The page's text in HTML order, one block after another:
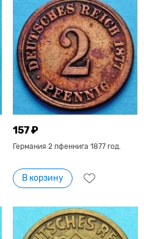
157 ₽
Германия 2 пфеннига 1877 год.
В корзину